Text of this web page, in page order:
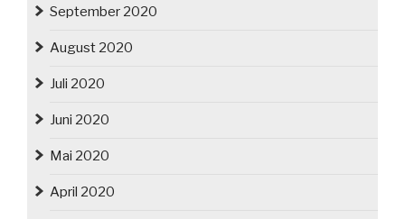
September 2020
August 2020
Juli 2020
Juni 2020
Mai 2020
April 2020